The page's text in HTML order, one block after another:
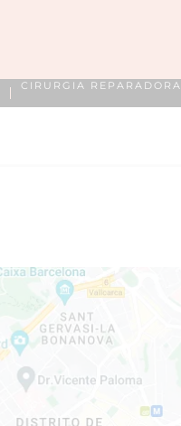
CIRURGIA REPARADORA